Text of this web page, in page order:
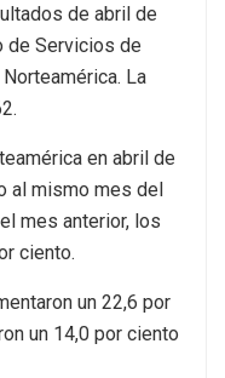
de abril de
de Servicios de
La
en abril de
al mismo mes del
mes anterior, los
ciento.
un 22,6 por
un 14,0 por ciento